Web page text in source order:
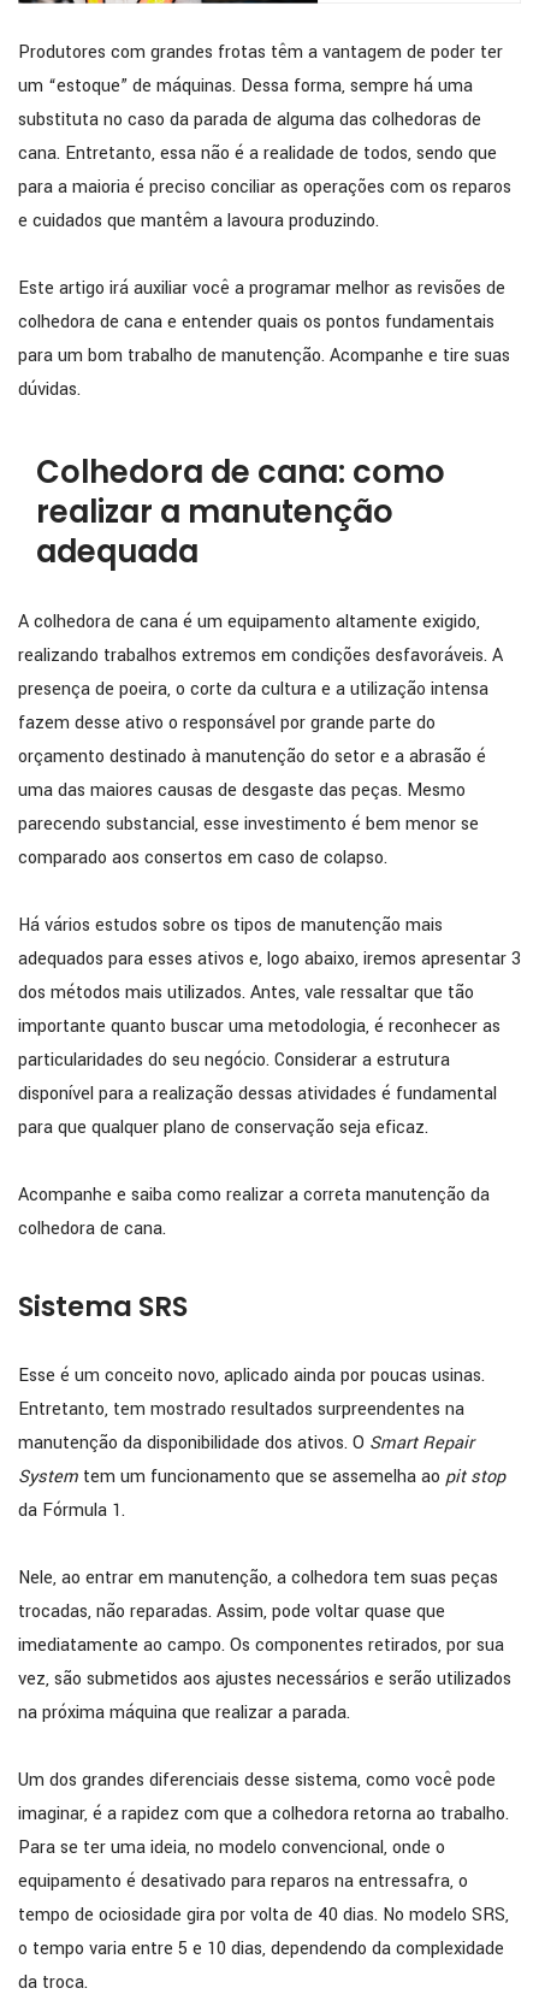
Produtores com grandes frotas têm a vantagem de poder ter
um “estoque” de máquinas. Dessa forma, sempre há uma
substituta no caso da parada de alguma das colhedoras de
cana. Entretanto, essa não é a realidade de todos, sendo que
para a maioria é preciso conciliar as operações com os reparos
e cuidados que mantêm a lavoura produzindo.
Este artigo irá auxiliar você a programar melhor as revisões de
colhedora de cana e entender quais os pontos fundamentais
para um bom trabalho de manutenção. Acompanhe e tire suas
dúvidas.
Colhedora de cana: como
realizar a manutenção
adequada
A colhedora de cana é um equipamento altamente exigido,
realizando trabalhos extremos em condições desfavoráveis. A
presença de poeira, o corte da cultura e a utilização intensa
fazem desse ativo o responsável por grande parte do
orçamento destinado à manutenção do setor e a abrasão é
uma das maiores causas de desgaste das peças. Mesmo
parecendo substancial, esse investimento é bem menor se
comparado aos consertos em caso de colapso.
Há vários estudos sobre os tipos de manutenção mais
adequados para esses ativos e, logo abaixo, iremos apresentar 3
dos métodos mais utilizados. Antes, vale ressaltar que tão
importante quanto buscar uma metodologia, é reconhecer as
particularidades do seu negócio. Considerar a estrutura
disponível para a realização dessas atividades é fundamental
para que qualquer plano de conservação seja eficaz.
Acompanhe e saiba como realizar a correta manutenção da
colhedora de cana.
Sistema SRS
Esse é um conceito novo, aplicado ainda por poucas usinas.
Entretanto, tem mostrado resultados surpreendentes na
manutenção da disponibilidade dos ativos. O Smart Repair
System tem um funcionamento que se assemelha ao pit stop
da Fórmula 1.
Nele, ao entrar em manutenção, a colhedora tem suas peças
trocadas, não reparadas. Assim, pode voltar quase que
imediatamente ao campo. Os componentes retirados, por sua
vez, são submetidos aos ajustes necessários e serão utilizados
na próxima máquina que realizar a parada.
Um dos grandes diferenciais desse sistema, como você pode
imaginar, é a rapidez com que a colhedora retorna ao trabalho.
Para se ter uma ideia, no modelo convencional, onde o
equipamento é desativado para reparos na entressafra, o
tempo de ociosidade gira por volta de 40 dias. No modelo SRS,
o tempo varia entre 5 e 10 dias, dependendo da complexidade
da troca.